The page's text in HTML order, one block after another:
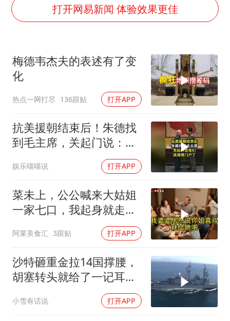
浙江台州《告全体市民书》
梁家辉百花奖演讲落泪
人民的健康、体质、幸福一脉相承
打开网易新闻 体验效果更佳
梅德韦杰夫的表述有了变
化
热点一网打尽 136跟贴 打开APP
抗美援朝结束后！朱德找
到毛主席，关起门说：我
娱乐喵喵说 打开APP
菜未上，公公喊来大姑姐
一家七口，我起身就走，
他怒喊：一万三谁付？
阿莱美食汇 3跟贴 打开APP
沙特砸重金拉14国撑腰，
胡塞转头就给了一记耳
光，红海这条命脉真要断
了？
小雪有话说 打开APP